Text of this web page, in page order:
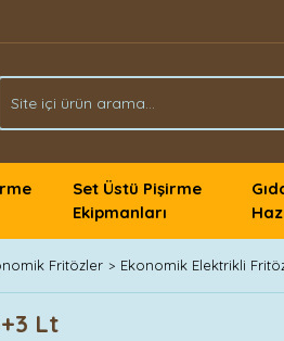
Set Üstü Pişirme
Ekipmanları
Fritözler Ekonomik Elektrikli
Lt